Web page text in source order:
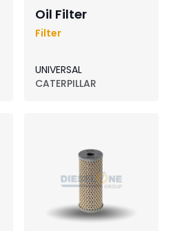
Oil Filter
Filter
UNIVERSAL
CATERPILLAR